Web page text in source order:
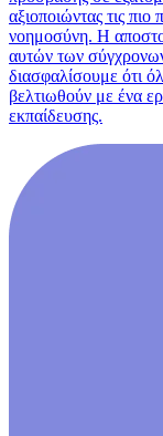
αξιοποιώντας τις
νοημοσύνη. Η
αυτών των
διασφαλίσουμε ότι
βελτιωθούν με ένα
εκπαίδευσης.